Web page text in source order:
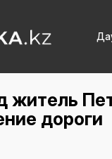
житель
дороги